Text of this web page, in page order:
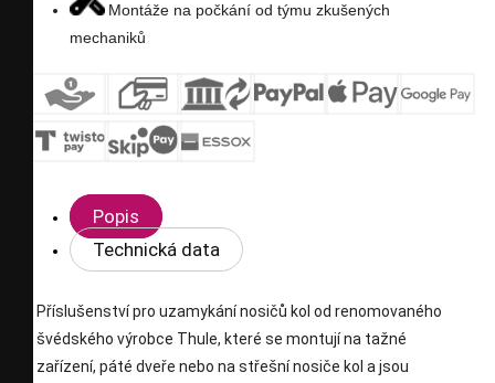
Montáže na počkání od týmu zkušených
mechaniků
Popis
Technická data
Příslušenství pro uzamykání nosičů kol od renomovaného
švédského výrobce Thule, které se montují na tažné
zařízení, páté dveře nebo na střešní nosiče kol a jsou